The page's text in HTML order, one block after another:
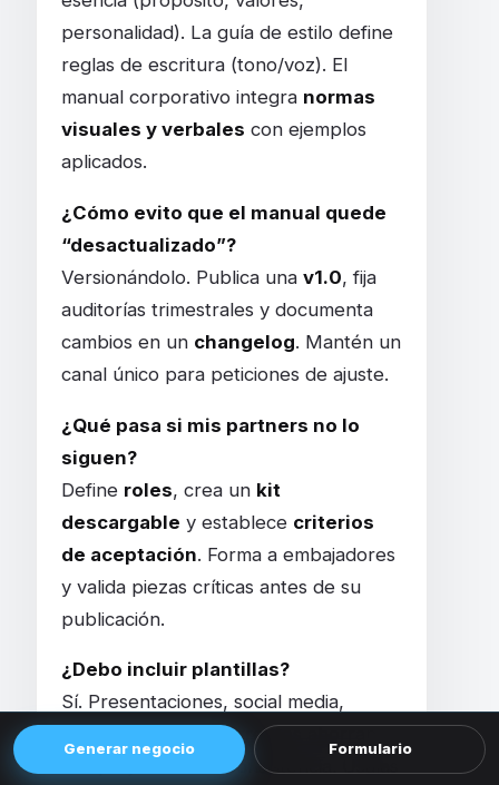
personalidad). La guía de estilo define
reglas de escritura (tono/voz). El
manual corporativo integra normas
visuales y verbales con ejemplos
aplicados.
¿Cómo evito que el manual quede
“desactualizado”?
Versionándolo. Publica una v1.0, fija
auditorías trimestrales y documenta
cambios en un changelog. Mantén un
canal único para peticiones de ajuste.
¿Qué pasa si mis partners no lo
siguen?
Define roles, crea un kit
descargable y establece criterios
de aceptación. Forma a embajadores
y valida piezas críticas antes de su
publicación.
¿Debo incluir plantillas?
Sí. Presentaciones, social media,
emails y piezas recurrentes ahorran
tiempo y elevan la consistencia. Úsalas
Generar negocio Formulario